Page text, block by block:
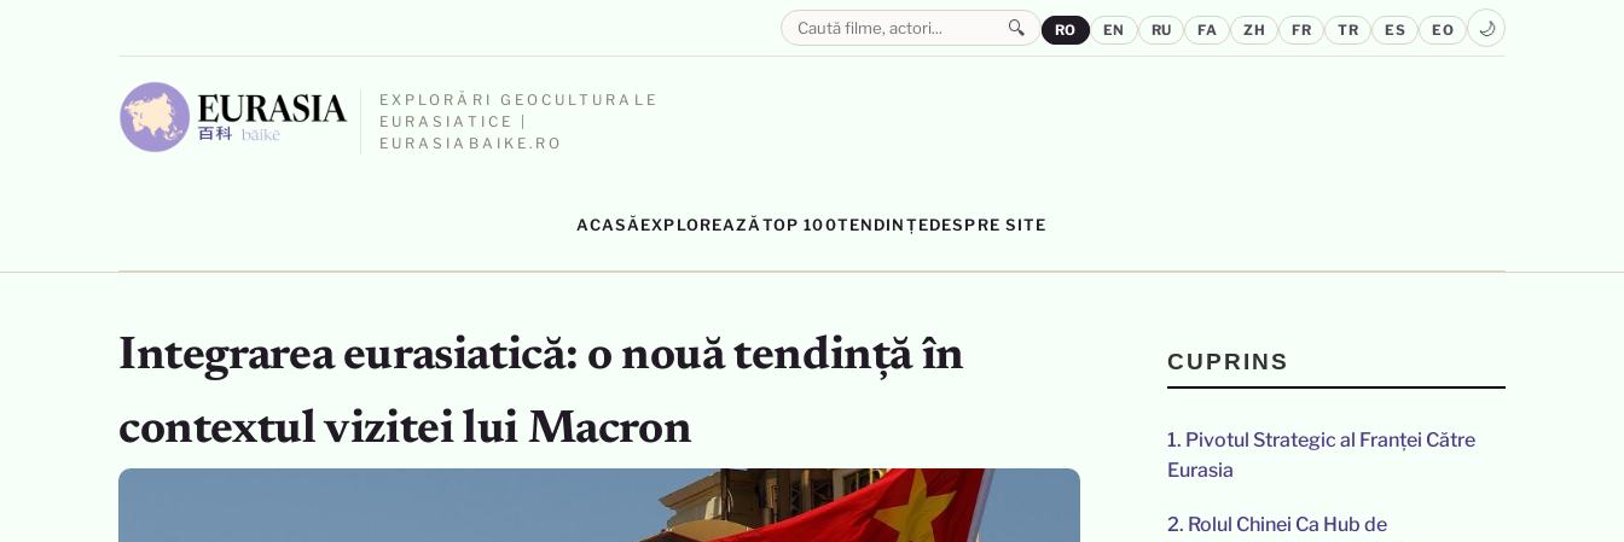
EXPLORĂRI GEOCULTURALE
EURASIATICE |
EURASIABAIKE.RO
ACASĂ EXPLOREAZĂ TOP 100TENDINȚEDESPRE SITE
🔍 RO EN RU FA ZH FR TR ES EO 🌙
Integrarea eurasiatică: o nouă tendință în
contextul vizitei lui Macron
CUPRINS
1. Pivotul Strategic al Franței Către
Eurasia
2. Rolul Chinei Ca Hub de